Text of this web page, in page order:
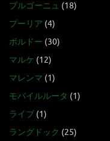
ブルゴーニュ (18)
プーリア (4)
ボルドー (30)
マルケ (12)
マレンマ (1)
モバイルルータ (1)
ライブ (1)
ラングドック (25)